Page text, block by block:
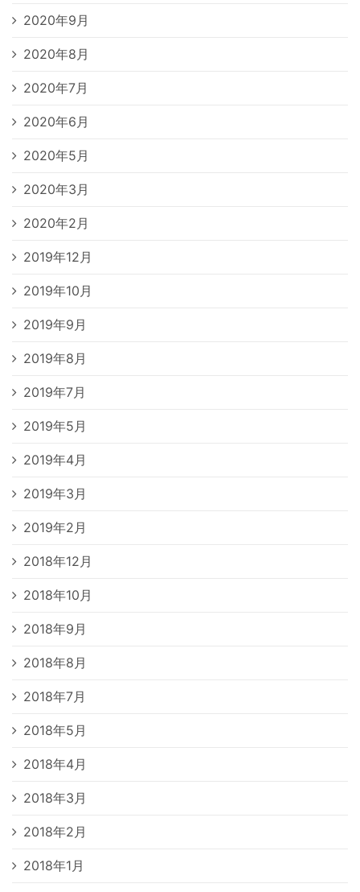
2020年9月
2020年8月
2020年7月
2020年6月
2020年5月
2020年3月
2020年2月
2019年12月
2019年10月
2019年9月
2019年8月
2019年7月
2019年5月
2019年4月
2019年3月
2019年2月
2018年12月
2018年10月
2018年9月
2018年8月
2018年7月
2018年5月
2018年4月
2018年3月
2018年2月
2018年1月